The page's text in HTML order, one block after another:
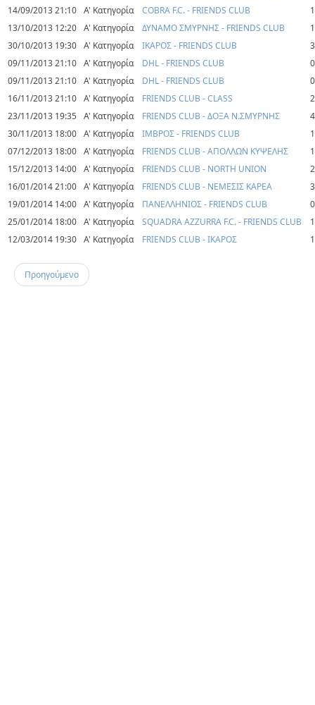
14/09/2013 21:10 Α' Κατηγορία COBRA F.C. - FRIENDS CLUB
13/10/2013 12:20 Α' Κατηγορία ΔΥΝΑΜΟ ΣΜΥΡΝΗΣ - FRIENDS CLUB
30/10/2013 19:30 Α' Κατηγορία ΙΚΑΡΟΣ - FRIENDS CLUB
09/11/2013 21:10 Α' Κατηγορία DHL - FRIENDS CLUB
09/11/2013 21:10 Α' Κατηγορία DHL - FRIENDS CLUB
16/11/2013 21:10 Α' Κατηγορία FRIENDS CLUB - CLASS
23/11/2013 19:35 Α' Κατηγορία FRIENDS CLUB - ΔΟΞΑ Ν.ΣΜΥΡΝΗΣ
30/11/2013 18:00 Α' Κατηγορία ΙΜΒΡΟΣ - FRIENDS CLUB
07/12/2013 18:00 Α' Κατηγορία FRIENDS CLUB - ΑΠΟΛΛΩΝ ΚΥΨΕΛΗΣ
15/12/2013 14:00 Α' Κατηγορία FRIENDS CLUB - NORTH UNION
16/01/2014 21:00 Α' Κατηγορία FRIENDS CLUB - ΝΕΜΕΣΙΣ ΚΑΡΕΑ
19/01/2014 14:00 Α' Κατηγορία ΠΑΝΕΛΛΗΝΙΟΣ - FRIENDS CLUB
25/01/2014 18:00 Α' Κατηγορία SQUADRA AZZURRA F.C. - FRIENDS CLUB
12/03/2014 19:30 Α' Κατηγορία FRIENDS CLUB - ΙΚΑΡΟΣ
Προηγούμενο